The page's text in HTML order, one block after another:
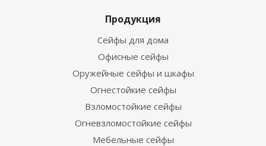
Продукция
Сейфы для дома
Офисные сейфы
Оружейные сейфы и шкафы
Огнестойкие сейфы
Взломостойкие сейфы
Огневзломостойкие сейфы
Мебельные сейфы